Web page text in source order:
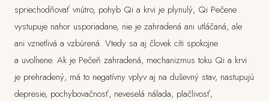
spriechodňovať vnútro, pohyb Qi a krvi je plynulý, Qi Pečene
vystupuje nahor usporiadane, nie je zahradená ani utláčaná, ale
ani vznetlivá a vzbúrená. Vtedy sa aj človek cíti spokojne
a uvoľnene. Ak je Pečeň zahradená, mechanizmus toku Qi a krvi
je prehradený, má to negatívny vplyv aj na duševný stav, nastupujú
depresie, pochybovačnosť, neveselá nálada, plačlivosť,